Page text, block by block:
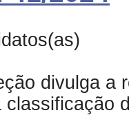
divulga a